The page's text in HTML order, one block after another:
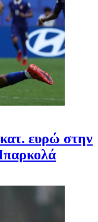
ευρώ στην